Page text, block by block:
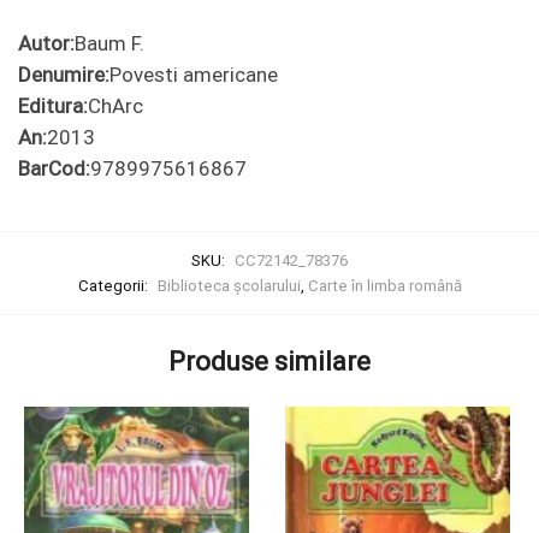
Autor:Baum F.
Denumire:Povesti americane
Editura:ChArc
An:2013
BarCod:9789975616867
SKU:
CC72142_78376
Categorii:
Biblioteca școlarului Carte în limba română
Produse similare